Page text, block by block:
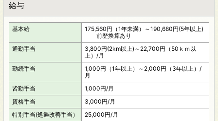
給与
基本給
175,560円（1年未満）～190,680円(5年以上)
前歴換算あり
通勤手当
3,800円(2km以上)～22,700円（50ｋｍ以
上）/月
勤続手当
1,000円（1年以上）～2,000円（3年以上）/
月
皆勤手当
1,000円/月
資格手当
3,000円/月
特別手当(処遇改善手当）
25,000円/月